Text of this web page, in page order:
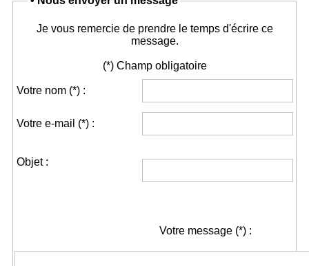
Je vous remercie de prendre le temps d'écrire ce
message.
(*) Champ obligatoire
Votre nom (*):
Votre e-mail (*):
Objet :
Votre message (*):